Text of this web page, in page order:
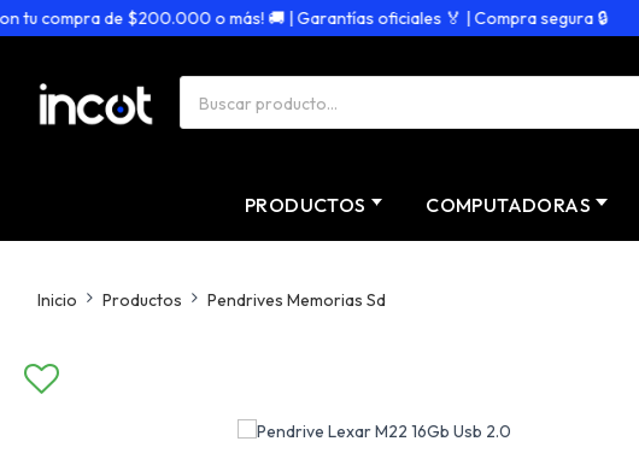
compra de $200.000 o más! 🚚 | Garantías oficiales 🏅 | Compra segura 🔒
PRODUCTOS COMPUTADORAS
Inicio Productos Pendrives Memorias Sd